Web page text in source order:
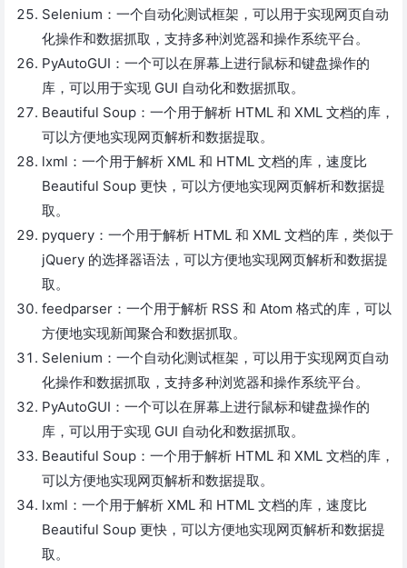
Selenium：一个自动化测试框架，可以用于实现网页自动
化操作和数据抓取，支持多种浏览器和操作系统平台。
PyAutoGUI：一个可以在屏幕上进行鼠标和键盘操作的
库，可以用于实现 GUI 自动化和数据抓取。
Beautiful Soup：一个用于解析 HTML 和 XML 文档的库，
可以方便地实现网页解析和数据提取。
lxml：一个用于解析 XML 和 HTML 文档的库，速度比
Beautiful Soup 更快，可以方便地实现网页解析和数据提
取。
pyquery：一个用于解析 HTML 和 XML 文档的库，类似于
jQuery 的选择器语法，可以方便地实现网页解析和数据提
取。
feedparser：一个用于解析 RSS 和 Atom 格式的库，可以
方便地实现新闻聚合和数据抓取。
Selenium：一个自动化测试框架，可以用于实现网页自动
化操作和数据抓取，支持多种浏览器和操作系统平台。
PyAutoGUI：一个可以在屏幕上进行鼠标和键盘操作的
库，可以用于实现 GUI 自动化和数据抓取。
Beautiful Soup：一个用于解析 HTML 和 XML 文档的库，
可以方便地实现网页解析和数据提取。
lxml：一个用于解析 XML 和 HTML 文档的库，速度比
Beautiful Soup 更快，可以方便地实现网页解析和数据提
取。